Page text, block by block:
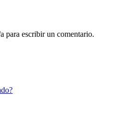
para escribir un comentario.